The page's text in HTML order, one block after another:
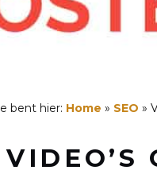
bent hier: Home » SEO »
VIDEO’S